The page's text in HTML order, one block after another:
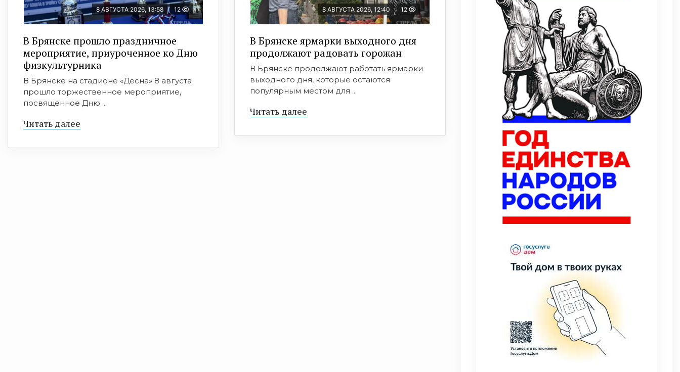
8 АВГУСТА 2026, 13:58 12
В Брянске прошло праздничное
мероприятие, приуроченное ко Дню
физкультурника
В Брянске на стадионе «Десна» 8 августа
прошло торжественное мероприятие,
посвященное Дню ...
Читать далее
8 АВГУСТА 2026, 12:40 12
В Брянске ярмарки выходного дня
продолжают радовать горожан
В Брянске продолжают работать ярмарки
выходного дня, которые остаются
популярным местом для ...
Читать далее